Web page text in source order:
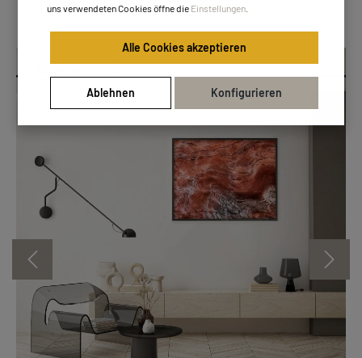
uns verwendeten Cookies öffne die Einstellungen
Alle Cookies akzeptieren
Ablehnen Konfigurieren